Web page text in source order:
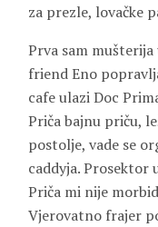
za prezle, lovačke
Prva sam mušterija
friend Eno
cafe ulazi Doc
Priča bajnu priču,
postolje, vade se
caddyja. Prosektor
Priča mi nije
Vjerovatno frajer